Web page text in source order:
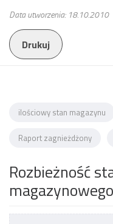
Data utworzenia: 18.10.2010
Drukuj
ilościowy stan magazynu
Raport zagnieżdżony
Rozbieżność
magazynowego